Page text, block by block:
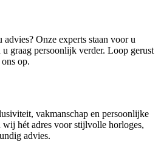
Onze experts staan voor u
graag persoonlijk verder. Loop gerust
op.
vakmanschap en persoonlijke
hét adres voor stijlvolle horloges,
advies.